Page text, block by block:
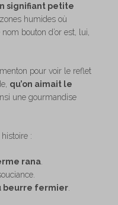
signifiant petite
humides où
bouton d’or est, lui,
pour voir le reflet
qu’on aimait le
une gourmandise
:
rana
beurre fermier